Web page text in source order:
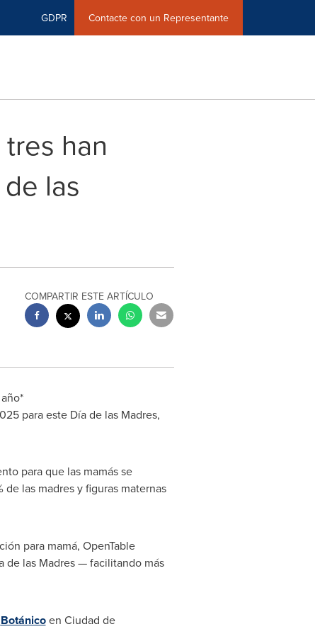
GDPR Contacte con un Representante
han
las
COMPARTIR ESTE ARTÍCULO
para este Día de las Madres,
para que las mamás se
las madres y figuras maternas
para mamá, OpenTable
de las Madres — facilitando más
Botánicoen Ciudad de